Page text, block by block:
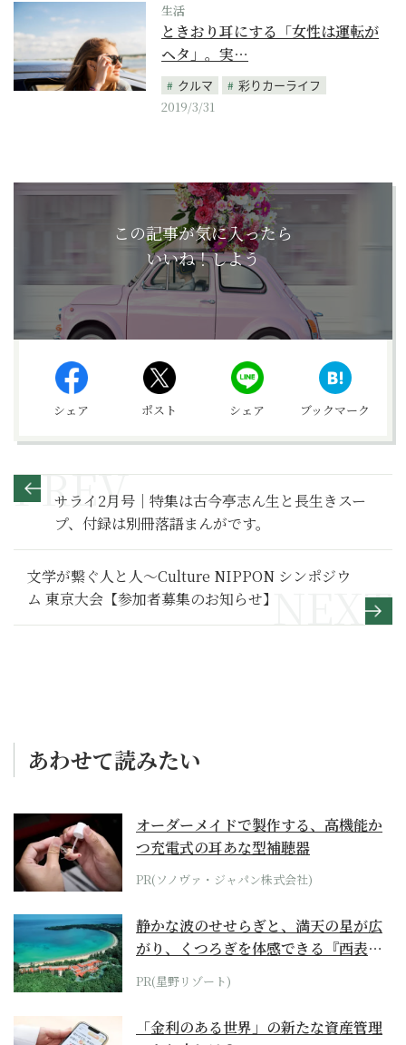
生活
ときおり耳にする「女性は運転が
ヘタ」。実…
クルマ
彩りカーライフ
2019/3/31
この記事が気に入ったら
いいね！しよう
シェア ポスト シェア ブックマーク
サライ2月号｜特集は古今亭志ん生と長生きスー
プ、付録は別冊落語まんがです。
文学が繋ぐ人と人～Culture NIPPON シンポジウ
ム 東京大会【参加者募集のお知らせ】
あわせて読みたい
オーダーメイドで製作する、高機能か
つ充電式の耳あな型補聴器
PR(ソノヴァ・ジャパン株式会社)
静かな波のせせらぎと、満天の星が広
がり、くつろぎを体感できる『西表島
ホテル by...
PR(星野リゾート)
「金利のある世界」の新たな資産管理